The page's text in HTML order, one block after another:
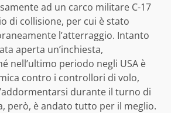
ad un carco militare C-17
di collisione, per cui è stato
l’atterraggio. Intanto
aperta un’inchiesta,
nell’ultimo periodo negli USA è
contro i controllori di volo,
durante il turno di
però, è andato tutto per il meglio.